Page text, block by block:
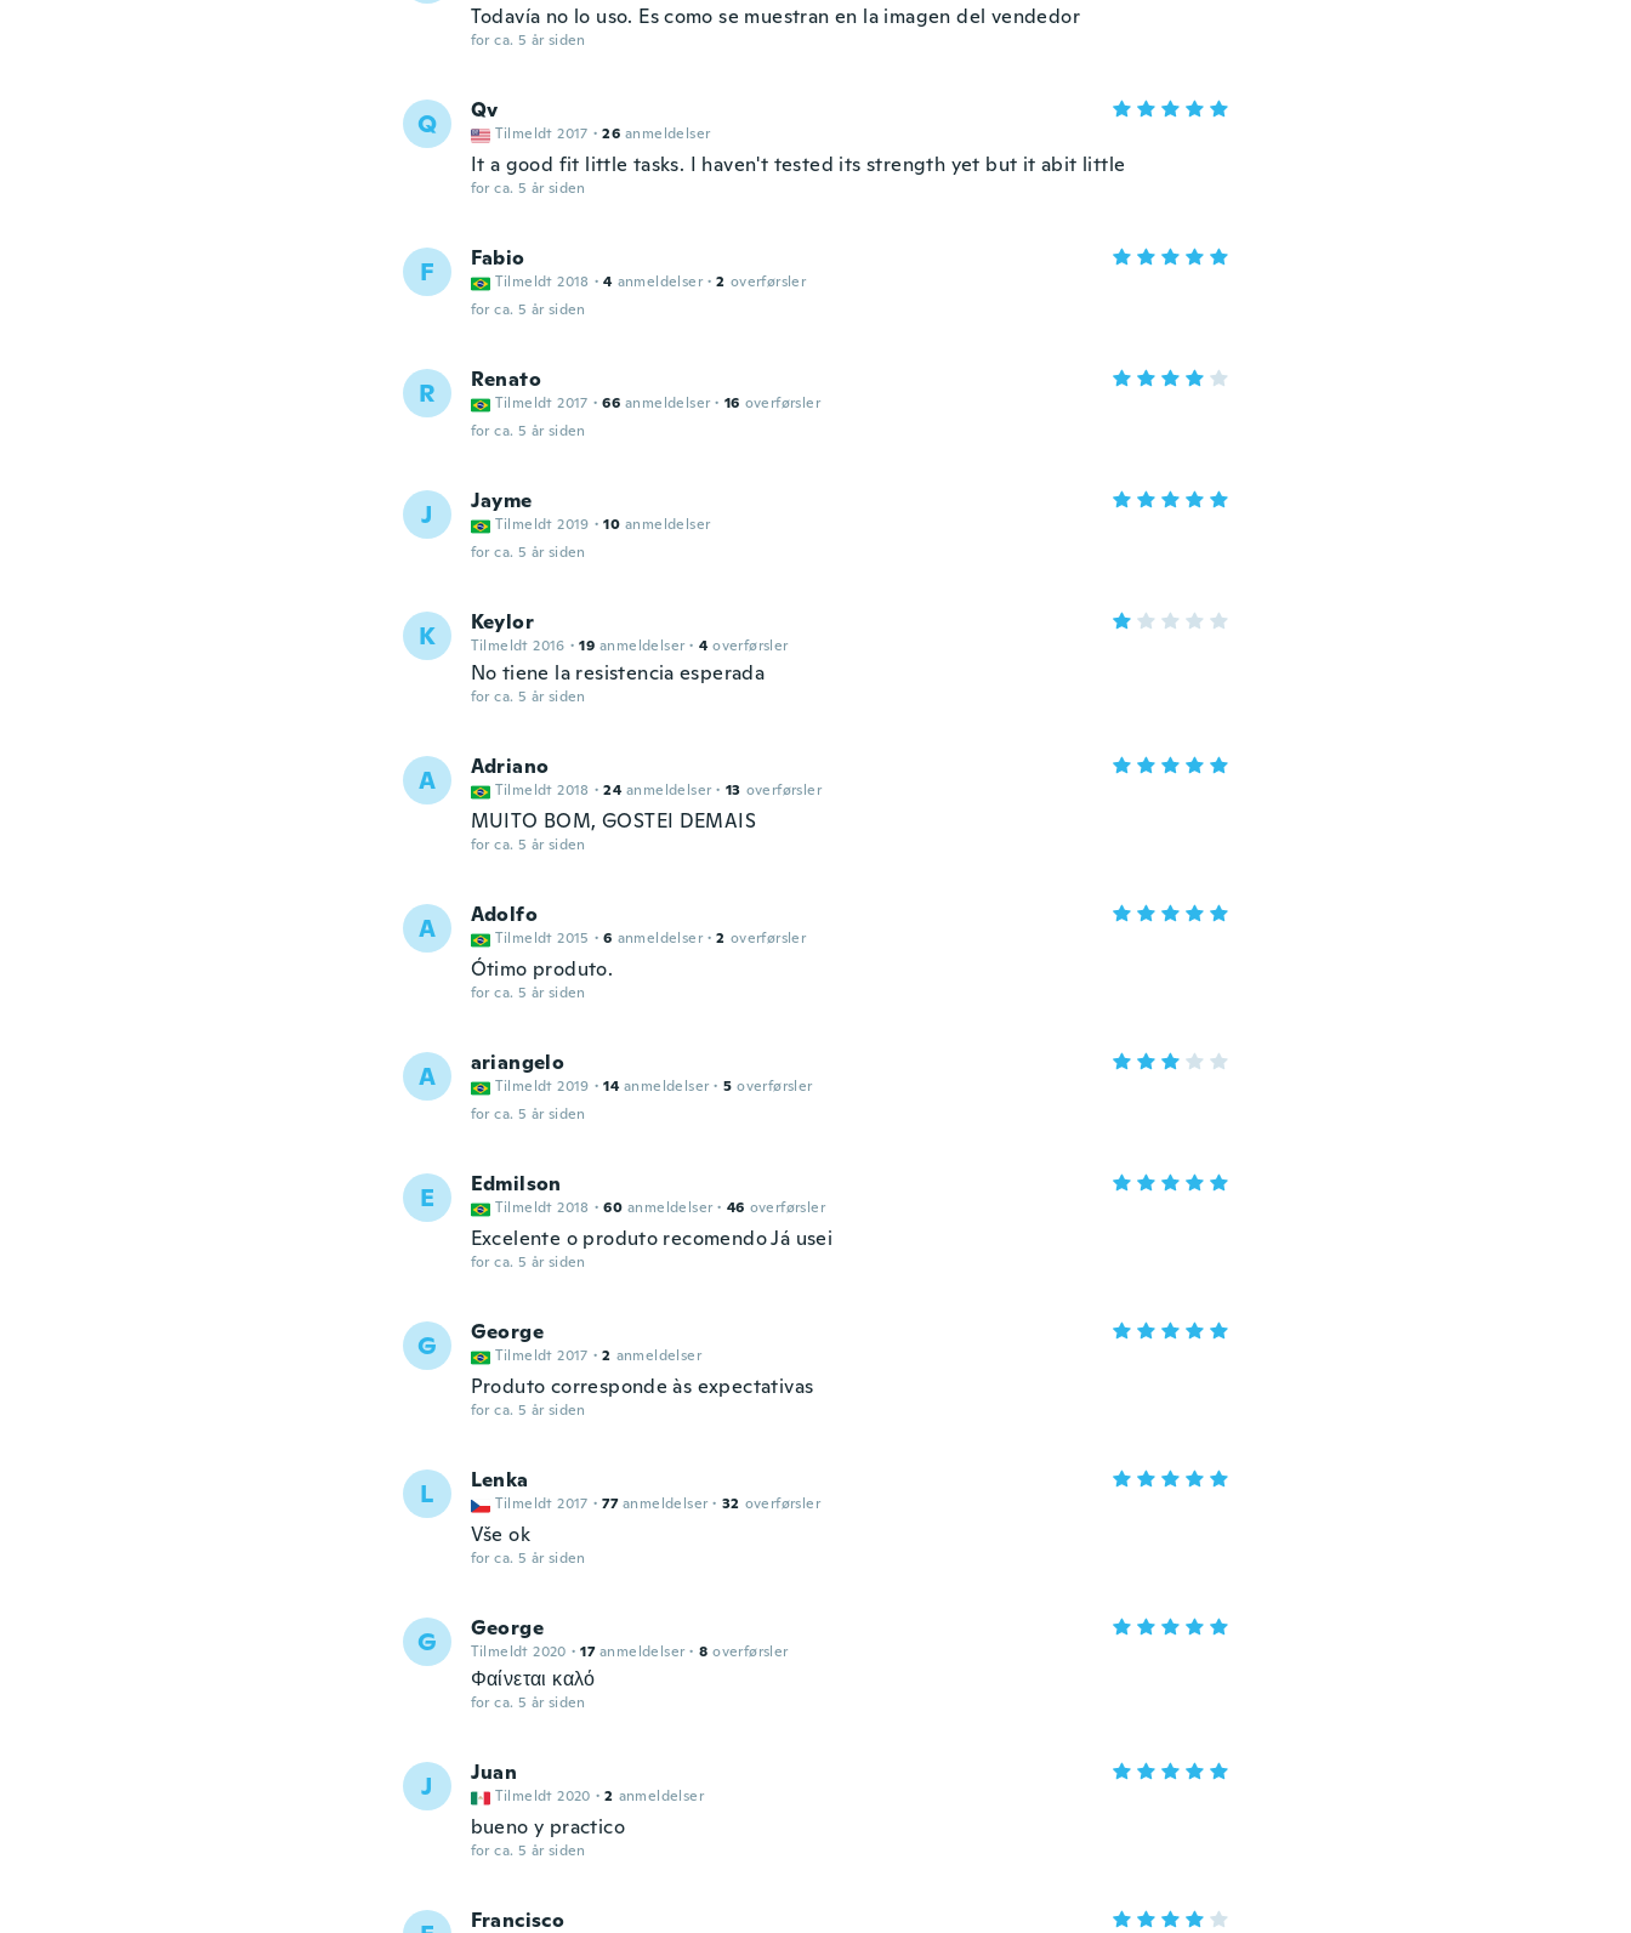
Todavía no lo uso. Es como se muestran en la imagen del vendedor
for ca. 5 år siden
Q Qv
Tilmeldt 2017 · 26 anmeldelser
It a good fit little tasks. I haven't tested its strength yet but it abit little
for ca. 5 år siden
F Fabio
Tilmeldt 2018 · 4 anmeldelser · 2 overførsler
for ca. 5 år siden
R Renato
Tilmeldt 2017 · 66 anmeldelser · 16 overførsler
for ca. 5 år siden
J Jayme
Tilmeldt 2019 · 10 anmeldelser
for ca. 5 år siden
K Keylor
Tilmeldt 2016 · 19 anmeldelser · 4 overførsler
No tiene la resistencia esperada
for ca. 5 år siden
A Adriano
Tilmeldt 2018 · 24 anmeldelser · 13 overførsler
MUITO BOM, GOSTEI DEMAIS
for ca. 5 år siden
A Adolfo
Tilmeldt 2015 · 6 anmeldelser · 2 overførsler
Ótimo produto.
for ca. 5 år siden
A ariangelo
Tilmeldt 2019 · 14 anmeldelser · 5 overførsler
for ca. 5 år siden
E Edmilson
Tilmeldt 2018 · 60 anmeldelser · 46 overførsler
Excelente o produto recomendo Já usei
for ca. 5 år siden
G George
Tilmeldt 2017 · 2 anmeldelser
Produto corresponde às expectativas
for ca. 5 år siden
L Lenka
Tilmeldt 2017 · 77 anmeldelser · 32 overførsler
Vše ok
for ca. 5 år siden
G George
Tilmeldt 2020 · 17 anmeldelser · 8 overførsler
Φαίνεται καλό
for ca. 5 år siden
J Juan
Tilmeldt 2020 · 2 anmeldelser
bueno y practico
for ca. 5 år siden
Francisco